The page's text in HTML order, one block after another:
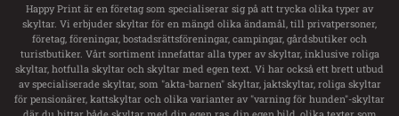
Happy Print är en företag som specialiserar sig på att trycka olika typer av
skyltar. Vi erbjuder skyltar för en mängd olika ändamål, till privatpersoner,
företag, föreningar, bostadsrättsföreningar, campingar, gårdsbutiker och
turistbutiker. Vårt sortiment innefattar alla typer av skyltar, inklusive roliga
skyltar, hotfulla skyltar och skyltar med egen text. Vi har också ett brett utbud
av specialiserade skyltar, som "akta-barnen" skyltar, jaktskyltar, roliga skyltar
för pensionärer, kattskyltar och olika varianter av "varning för hunden"-skyltar